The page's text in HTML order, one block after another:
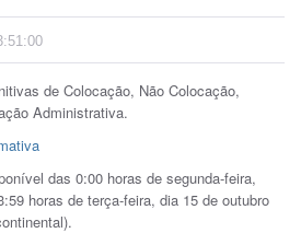
de Colocação, Não Colocação,
Administrativa.
das 0:00 horas de segunda-feira,
horas de terça-feira, dia 15 de outubro